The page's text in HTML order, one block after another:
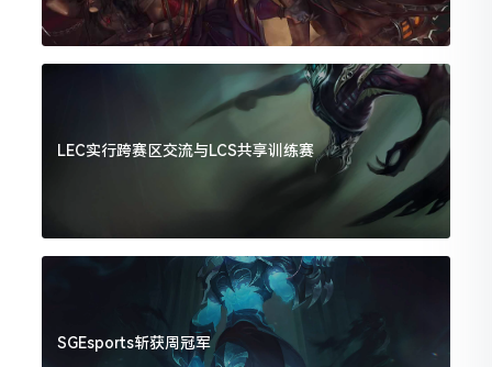
LEC实行跨赛区交流与LCS共享训练赛
SGEsports斩获周冠军